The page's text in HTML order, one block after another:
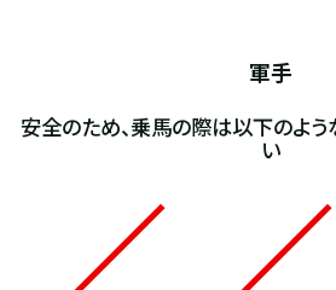
軍手
安全のため、乗馬の際は以下のよ
い